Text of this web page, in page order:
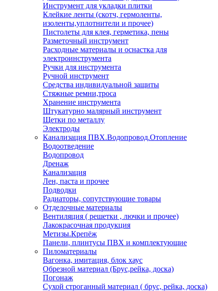
Инструмент для укладки плитки
Клейкие ленты (скотч, гермоленты,
изоленты,уплотнители и прочее)
Пистолеты для клея, герметика, пены
Разметочный инструмент
Расходные материалы и оснастка для
электроинструмента
Ручки для инструмента
Ручной инструмент
Средства индивидуальной защиты
Стяжные ремни,троса
Хранение инструмента
Штукатурно малярный инструмент
Щетки по металлу
Электроды
Канализация ПВХ.Водопровод.Отопление
Водоотведение
Водопровод
Дренаж
Канализация
Лен, паста и прочее
Подводки
Радиаторы, сопутствующие товары
Отделочные материалы
Вентиляция ( решетки , лючки и прочее)
Лакокрасочная продукция
Метизы.Крепёж
Панели, плинтусы ПВХ и комплектующие
Пиломатериалы
Вагонка, имитация, блок хаус
Обрезной материал (Брус,рейка, доска)
Погонаж
Сухой строганный материал ( брус, рейка, доска)